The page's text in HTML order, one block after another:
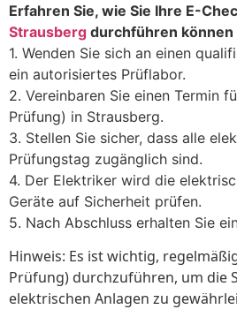
Erfahren Sie, wie Sie Ihre E-
Strausberg durchführen können
1. Wenden Sie sich an einen
ein autorisiertes Prüflabor.
2. Vereinbaren Sie einen Termin
Prüfung) in Strausberg.
3. Stellen Sie sicher, dass alle
Prüfungstag zugänglich sind.
4. Der Elektriker wird die
Geräte auf Sicherheit prüfen.
5. Nach Abschluss erhalten Sie
Hinweis: Es ist wichtig,
Prüfung) durchzuführen, um die
elektrischen Anlagen zu